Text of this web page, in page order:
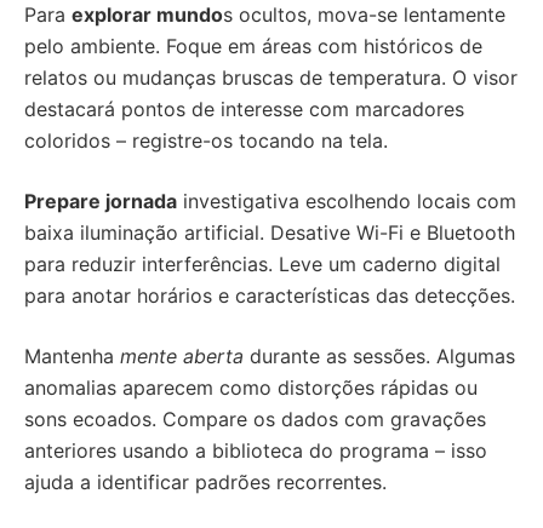
Para explorar mundos ocultos, mova-se lentamente
pelo ambiente. Foque em áreas com históricos de
relatos ou mudanças bruscas de temperatura. O visor
destacará pontos de interesse com marcadores
coloridos – registre-os tocando na tela.
Prepare jornada investigativa escolhendo locais com
baixa iluminação artificial. Desative Wi-Fi e Bluetooth
para reduzir interferências. Leve um caderno digital
para anotar horários e características das detecções.
Mantenha mente aberta durante as sessões. Algumas
anomalias aparecem como distorções rápidas ou
sons ecoados. Compare os dados com gravações
anteriores usando a biblioteca do programa – isso
ajuda a identificar padrões recorrentes.